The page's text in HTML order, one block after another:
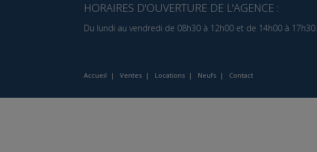
HORAIRES D'OUVERTURE DE L'AGENCE :
Du lundi au vendredi de 08h30 à 12h00 et de 14h00 à 17h30.
Accueil | Ventes | Locations | Neufs | Contact